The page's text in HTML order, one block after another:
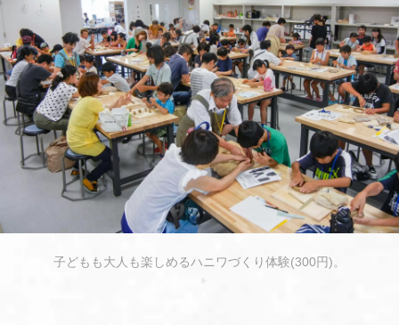
子どもも大人も楽しめるハニワづくり体験(300円)。